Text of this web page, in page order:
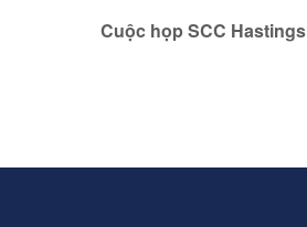
Cuộc họp SCC Hastings